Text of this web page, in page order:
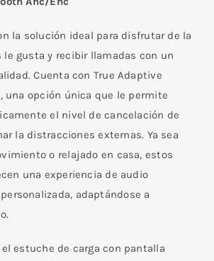
la solución ideal para disfrutar de la
le gusta y recibir llamadas con un
Cuenta con True Adaptive
una opción única que le permite
el nivel de cancelación de
la distracciones externas. Ya sea
o relajado en casa, estos
una experiencia de audio
adaptándose a
estuche de carga con pantalla